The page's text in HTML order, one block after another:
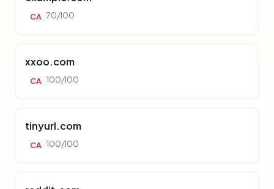
CA 70/100
xxoo.com
CA 100/100
tinyurl.com
CA 100/100